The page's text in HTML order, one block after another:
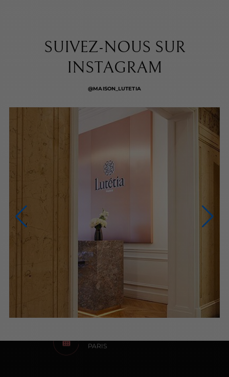
SUIVEZ-NOUS SUR
INSTAGRAM
@MAISON_LUTETIA
NOUS CONTACTER
NOUS APPELER
du lundi au samedi (9h-20h)
NOUS ÉCRIRE
Via le formulaire de contact
PARIS